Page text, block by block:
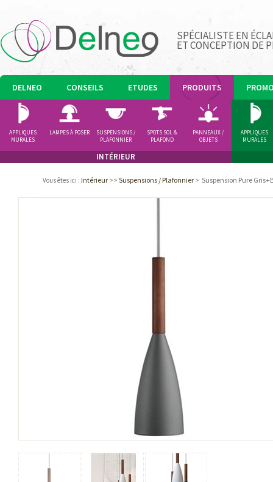
SPÉCIALISTE EN
ET CONCEPTION DE
DELNEO CONSEILS ETUDES PRODUITS
INTÉRIEUR
APPLIQUES
MURALES
LAMPES À POSER
SUSPENSIONS /
PLAFONNIER
SPOTS SOL &
PLAFOND
PANNEAUX /
OBJETS
APPLIQUES
MURALES
Vous êtes ici : Intérieur >> Suspensions / Plafonnier > Suspension Pure